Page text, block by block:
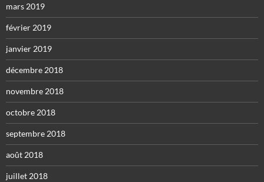
mars 2019
février 2019
janvier 2019
décembre 2018
novembre 2018
octobre 2018
septembre 2018
août 2018
juillet 2018